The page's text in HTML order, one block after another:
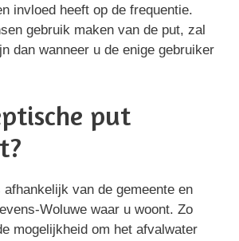
invloed heeft op de frequentie.
gebruik maken van de put, zal
dan wanneer u de enige gebruiker
put
van de gemeente en
Woluwe waar u woont. Zo
mogelijkheid om het afvalwater